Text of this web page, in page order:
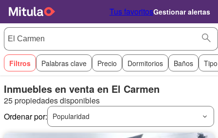
Tus favoritosGestionar alertas
Filtros Palabras clave Precio Dormitorios Baños
Inmuebles en venta en El Carmen
25 propiedades disponibles
Ordenar por:
Popularidad